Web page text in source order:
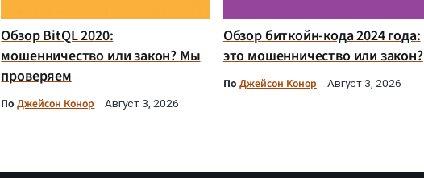
Обзор BitQL 2020:
мошенничество или закон? Мы
проверяем
ПоДжейсон Конор Август 3, 2026
Обзор биткойн-кода 2024 года:
это мошенничество или закон?
По Джейсон Конор Август 3, 2026